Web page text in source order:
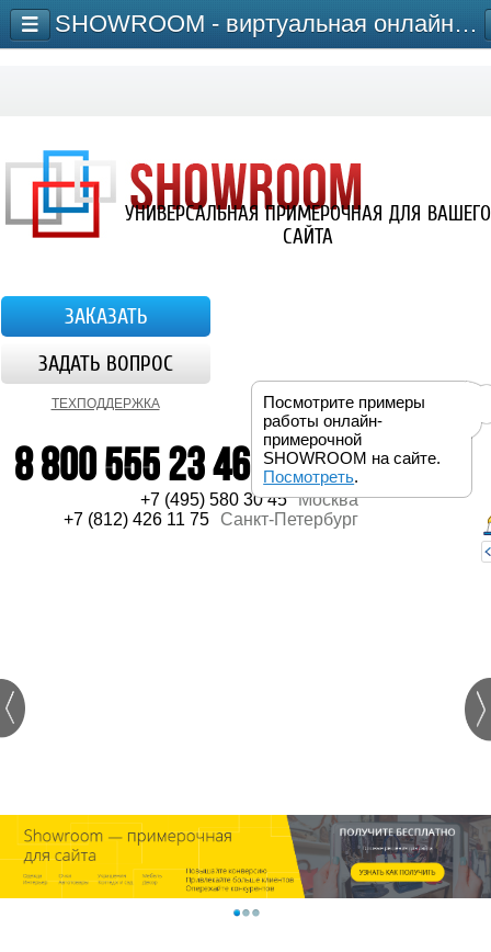
Посмотрите примеры
работы онлайн-
примерочной
SHOWROOM на сайте.
Посмотреть.
УНИВЕРСАЛЬНАЯ ПРИМЕРОЧНАЯ ДЛЯ ВАШЕГО
САЙТА
ЗАКАЗАТЬ
ЗАДАТЬ ВОПРОС
ТЕХПОДДЕРЖКА
8 800 555 23 46
+7 (495) 580 30 45 Москва
+7 (812) 426 11 75
Санкт-Петербург
SHOWROOM - виртуальная онлайн-примерочная для сайта